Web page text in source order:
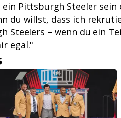
Pittsburgh Steeler sein
du willst, dass ich
Steelers – wenn du ein
egal."